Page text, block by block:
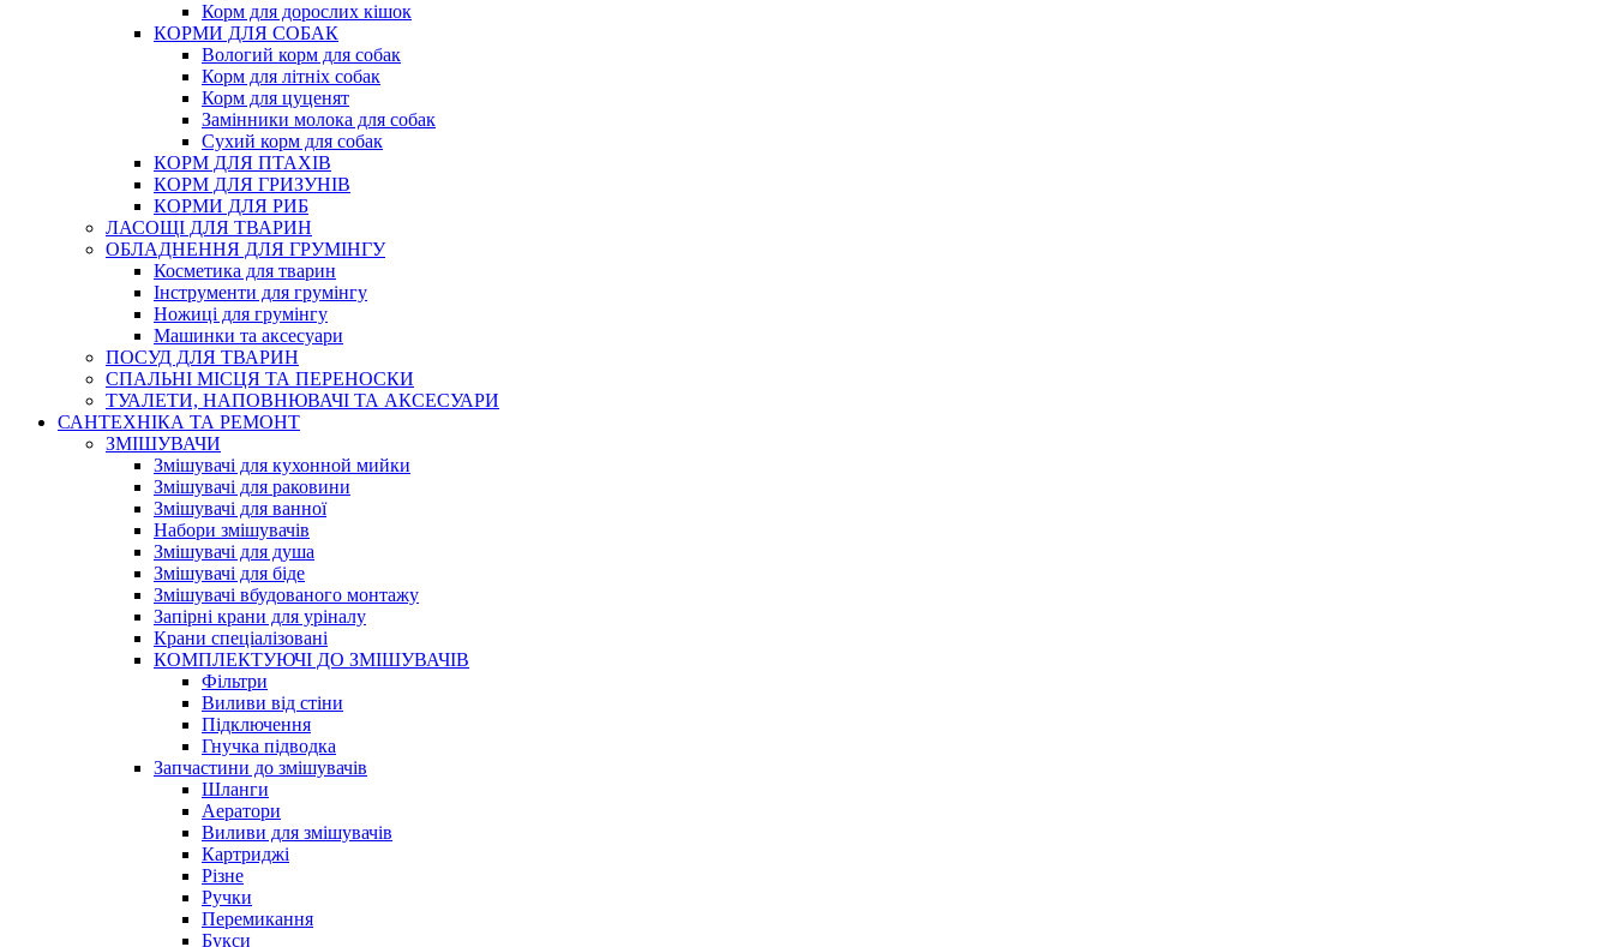
Корм для дорослих кішок
КОРМИ ДЛЯ СОБАК
Вологий корм для собак
Корм для літніх собак
Корм для цуценят
Замінники молока для собак
Сухий корм для собак
КОРМ ДЛЯ ПТАХІВ
КОРМ ДЛЯ ГРИЗУНІВ
КОРМИ ДЛЯ РИБ
ЛАСОЩІ ДЛЯ ТВАРИН
ОБЛАДНЕННЯ ДЛЯ ГРУМІНГУ
Косметика для тварин
Інструменти для грумінгу
Ножиці для грумінгу
Машинки та аксесуари
ПОСУД ДЛЯ ТВАРИН
СПАЛЬНІ МІСЦЯ ТА ПЕРЕНОСКИ
ТУАЛЕТИ, НАПОВНЮВАЧІ ТА АКСЕСУАРИ
САНТЕХНІКА ТА РЕМОНТ
ЗМІШУВАЧИ
Змішувачі для кухонной мийки
Змішувачі для раковини
Змішувачі для ванної
Набори змішувачів
Змішувачі для душа
Змішувачі для біде
Змішувачі вбудованого монтажу
Запірні крани для уріналу
Крани спеціалізовані
КОМПЛЕКТУЮЧІ ДО ЗМІШУВАЧІВ
Фільтри
Виливи від стіни
Підключення
Гнучка підводка
Запчастини до змішувачів
Шланги
Аератори
Виливи для змішувачів
Картриджі
Різне
Ручки
Перемикання
Букси